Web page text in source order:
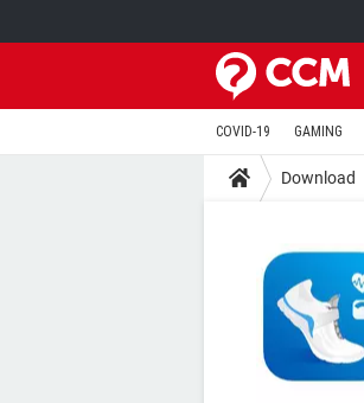
COVID-19 GAMING
Download